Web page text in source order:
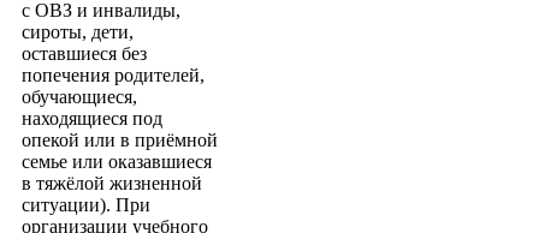
с ОВЗ и инвалиды,
сироты, дети,
оставшиеся без
попечения родителей,
обучающиеся,
находящиеся под
опекой или в приёмной
семье или оказавшиеся
в тяжёлой жизненной
ситуации). При
организации учебного